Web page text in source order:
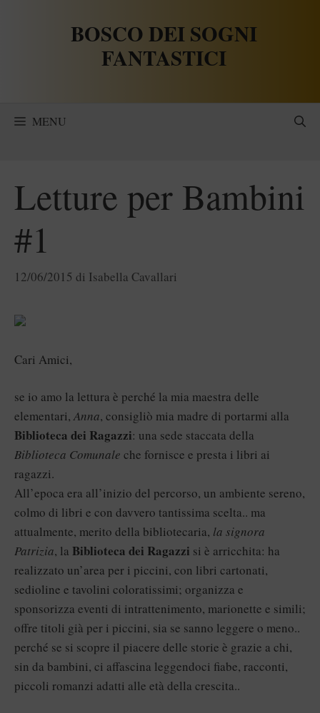
BOSCO DEI SOGNI
FANTASTICI
MENU
Letture per Bambini
#1
12/06/2015 di Isabella Cavallari
Cari Amici,
se io amo la lettura è perché la mia maestra delle
elementari,Anna, consigliò mia madre di portarmi alla
Biblioteca dei Ragazzi: una sede staccata della
Biblioteca Comunale che fornisce e presta i libri ai
ragazzi.
All’epoca era all’inizio del percorso, un ambiente sereno,
colmo di libri e con davvero tantissima scelta.. ma
attualmente, merito della bibliotecaria, la signora
Patrizia, la Biblioteca dei Ragazzi si è arricchita: ha
realizzato un’area per i piccini, con libri cartonati,
sedioline e tavolini coloratissimi; organizza e
sponsorizza eventi di intrattenimento, marionette e simili;
offre titoli già per i piccini, sia se sanno leggere o meno..
perché se si scopre il piacere delle storie è grazie a chi,
sin da bambini, ci affascina leggendoci fiabe, racconti,
piccoli romanzi adatti alle età della crescita..